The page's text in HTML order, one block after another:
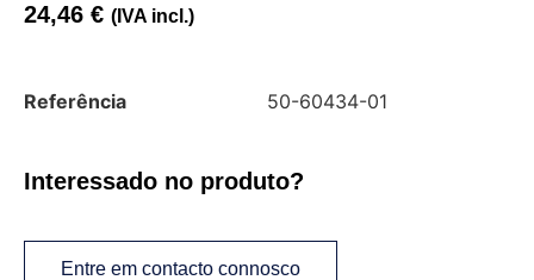
24,46 € (IVA incl.)
Referência 50-60434-01
Interessado no produto?
Entre em contacto connosco